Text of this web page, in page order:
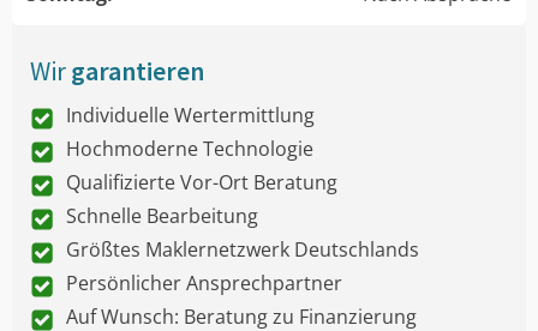
Wirgarantieren
Individuelle Wertermittlung
Hochmoderne Technologie
Qualifizierte Vor-Ort Beratung
Schnelle Bearbeitung
Größtes Maklernetzwerk Deutschlands
Persönlicher Ansprechpartner
Auf Wunsch: Beratung zu Finanzierung